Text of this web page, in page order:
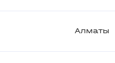
Алматы